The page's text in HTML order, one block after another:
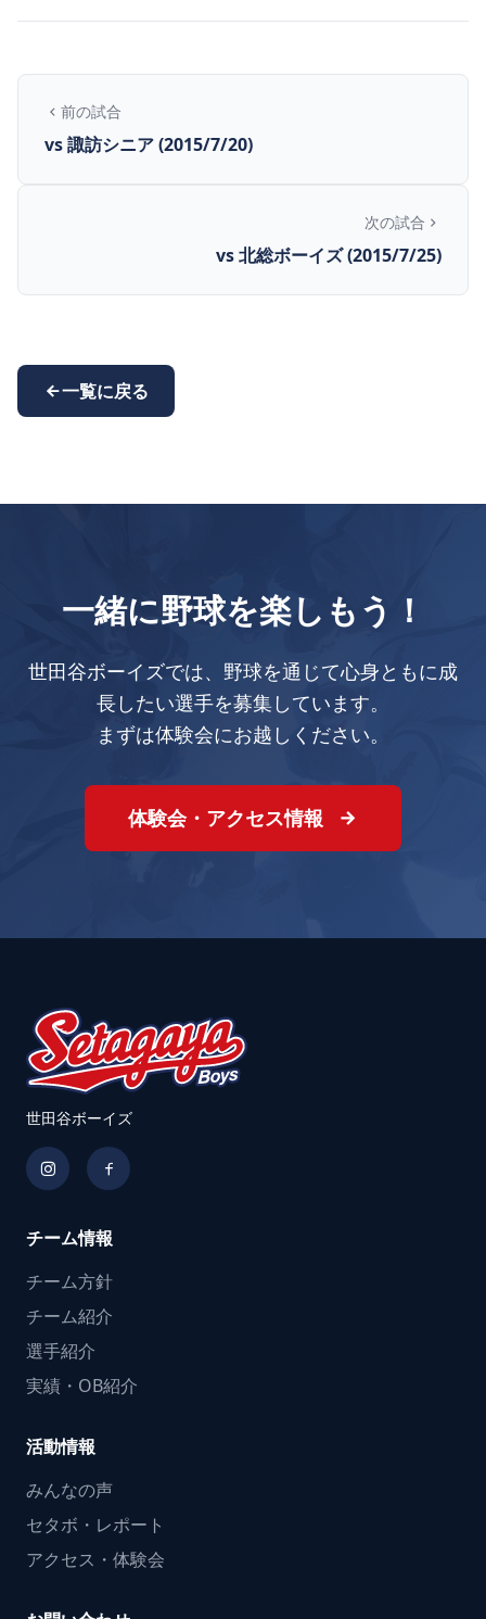
前の試合
vs 諏訪シニア (2015/7/20)
次の試合
vs 北総ボーイズ (2015/7/25)
一覧に戻る
一緒に野球を楽しもう！
世田谷ボーイズでは、野球を通じて心身ともに成
長したい選手を募集しています。
まずは体験会にお越しください。
体験会・アクセス情報
世田谷ボーイズ
チーム情報
チーム方針
チーム紹介
選手紹介
実績・OB紹介
活動情報
みんなの声
セタボ・レポート
アクセス・体験会